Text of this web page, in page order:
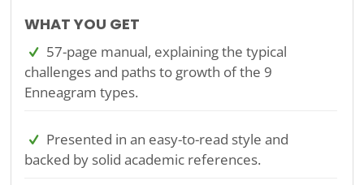
WHAT YOU GET
57-page manual, explaining the typical
challenges and paths to growth of the 9
Enneagram types.
Presented in an easy-to-read style and
backed by solid academic references.